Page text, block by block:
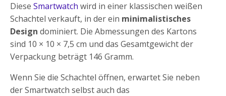
Diese Smartwatch wird in einer klassischen weißen
Schachtel verkauft, in der ein minimalistisches
Design dominiert. Die Abmessungen des Kartons
sind 10 × 10 × 7,5 cm und das Gesamtgewicht der
Verpackung beträgt 146 Gramm.
Wenn Sie die Schachtel öffnen, erwartet Sie neben
der Smartwatch selbst auch das